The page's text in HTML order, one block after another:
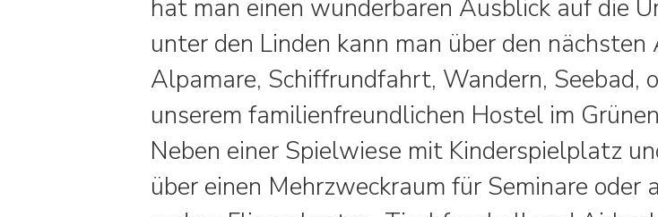
hat man einen wunderbaren Ausblick auf die
unter den Linden kann man über den nächsten
Alpamare, Schiffrundfahrt, Wandern, Seebad,
unserem familienfreundlichen Hostel im
Neben einer Spielwiese mit Kinderspielplatz
über einen Mehrzweckraum für Seminare